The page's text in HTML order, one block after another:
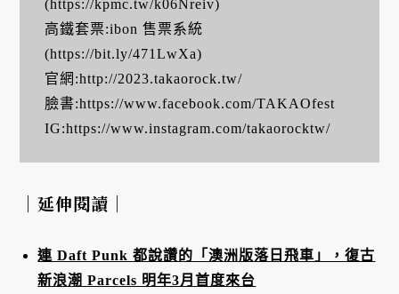
(https://kpmc.tw/k06Nreiv)
高鐵套票:ibon 售票系統
(https://bit.ly/471LwXa)
官網:http://2023.takaorock.tw/
臉書:https://www.facebook.com/TAKAOfest
IG:https://www.instagram.com/takaorocktw/
｜延伸閱讀｜
連 Daft Punk 都說讚的「澳洲版落日飛車」，復古
新浪潮 Parcels 明年3月首度來台